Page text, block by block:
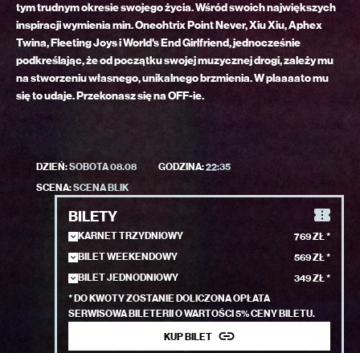
tym trudnym okresie swojego życia. Wśród swoich największych
inspiracji wymienia min. Oneohtrix Point Never, Xiu Xiu, Aphex
Twina, Fleeting Joys i World's End Girlfriend, jednocześnie
podkreślając, że od początku swojej muzycznej drogi, zależy mu
na stworzeniu własnego, unikalnego brzmienia. W plaaaato mu
się to udaje. Przekonasz się na OFF-ie.
DZIEŃ:SOBOTA 08.08 GODZINA:22:35
SCENA:SCENA BLIK
BILETY
KARNET TRZYDNIOWY
769 ZŁ *
BILET WEEKENDOWY
569 ZŁ *
BILET JEDNODNIOWY
349 ZŁ *
* DO KWOTY ZOSTANIE DOLICZONA OPŁATA
SERWISOWA BILETERII O WARTOŚCI 5% CENY BILETU.
KUP BILET